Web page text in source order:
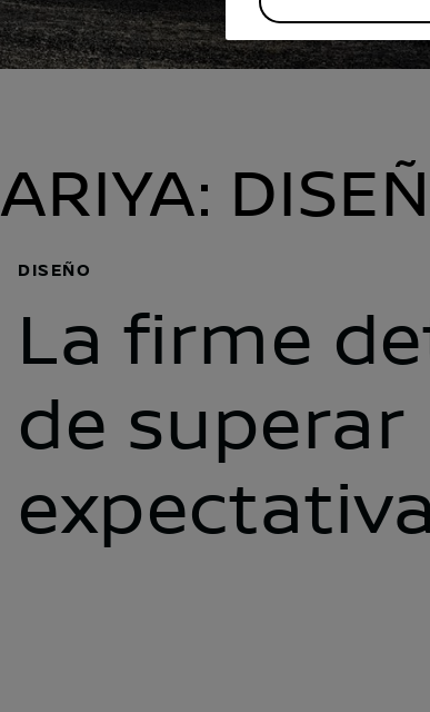
ARIYA:
La firme
de superar
DISEÑO